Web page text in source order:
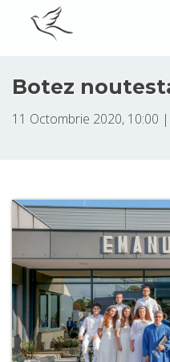
Botez
11 Octombrie 2020, 10:00 |